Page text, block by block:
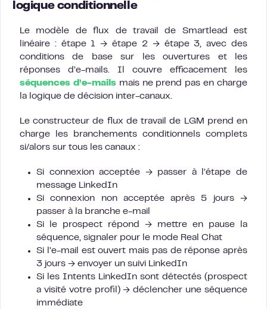
logique conditionnelle
Le modèle de flux de travail de Smartlead est
linéaire : étape 1 → étape 2 → étape 3, avec des
conditions de base sur les ouvertures et les
réponses d’e-mails. Il couvre efficacement les
séquences d’e-mailsmais ne prend pas en charge
la logique de décision inter-canaux.
Le constructeur de flux de travail de LGM prend en
charge les branchements conditionnels complets
si/alors sur tous les canaux :
Si connexion acceptée → passer à l’étape de
message LinkedIn
Si connexion non acceptée après 5 jours →
passer à la branche e-mail
Si le prospect répond → mettre en pause la
séquence, signaler pour le mode Real Chat
Si l’e-mail est ouvert mais pas de réponse après
3 jours → envoyer un suivi LinkedIn
Si les Intents LinkedIn sont détectés (prospect
a visité votre profil) → déclencher une séquence
immédiate